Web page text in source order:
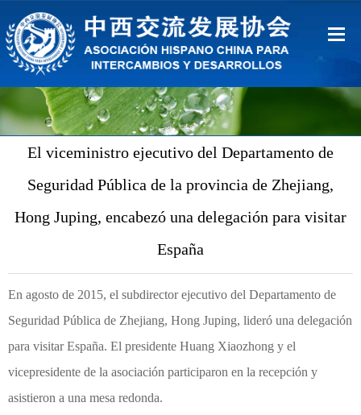
Inicio
Sobre Nosotros
Español
El viceministro ejecutivo del Departamento de
Seguridad Pública de la provincia de Zhejiang,
Hong Juping, encabezó una delegación para visitar
España
En agosto de 2015, el subdirector ejecutivo del Departamento de
Seguridad Pública de Zhejiang, Hong Juping, lideró una delegación
para visitar España. El presidente Huang Xiaozhong y el
vicepresidente de la asociación participaron en la recepción y
asistieron a una mesa redonda.